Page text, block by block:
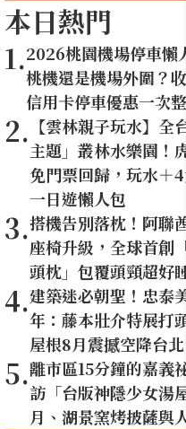
本日熱門
1.2026桃園機場停車懶
桃機還是機場外圍？
信用卡停車優惠一次
2. 【雲林親子玩水】全
主題」叢林水樂園！
免門票回歸，玩水＋
一日遊懶人包
3.搭機告別落枕！阿聯
座椅升級，全球首
頭枕」包覆頭頸超好
4.建築迷必朝聖！忠泰
年：藤本壯介特展打
屋根8月震撼空降台北
5.離市區15分鐘的嘉義
訪「台版神隱少女湯
月、湖景窯烤披薩與